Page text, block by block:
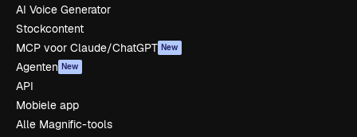
AI Voice Generator
Stockcontent
MCP voor Claude/ChatGPT New
Agenten New
API
Mobiele app
Alle Magnific-tools